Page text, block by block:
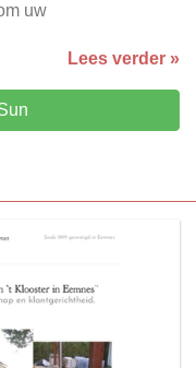
uw
Lees verder »